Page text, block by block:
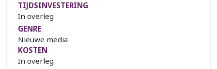
TIJDSINVESTERING
In overleg
GENRE
Nieuwe media
KOSTEN
In overleg